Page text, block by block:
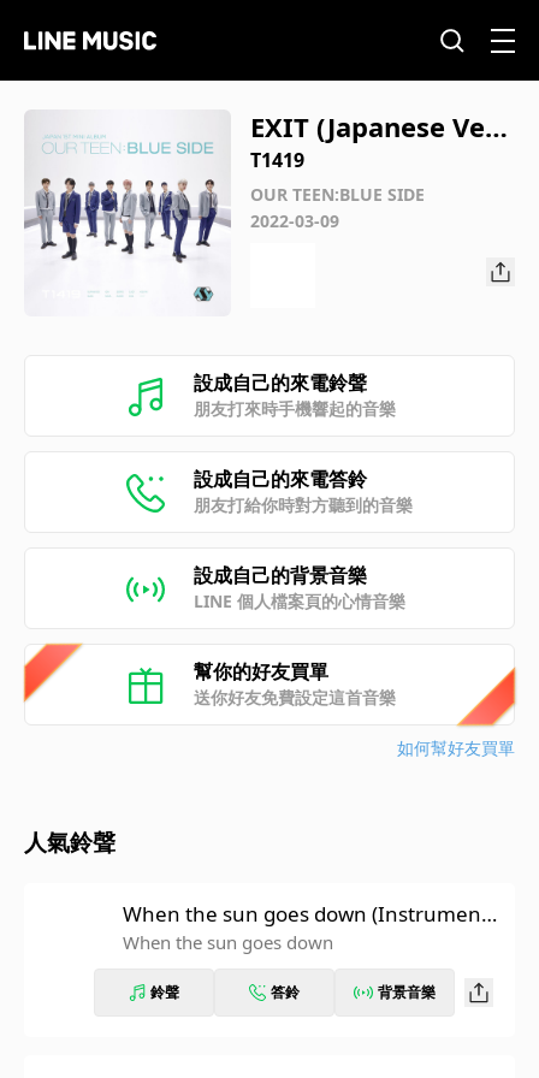
EXIT (Japanese Vers
ion)
T1419
OUR TEEN:BLUE SIDE
2022-03-09
設成自己的來電鈴聲
朋友打來時手機響起的音樂
設成自己的來電答鈴
朋友打給你時對方聽到的音樂
設成自己的背景音樂
LINE 個人檔案頁的心情音樂
幫你的好友買單
送你好友免費設定這首音樂
如何幫好友買單
人氣鈴聲
When the sun goes down (Instrumenta
l)
When the sun goes down
鈴聲 答鈴 背景音樂